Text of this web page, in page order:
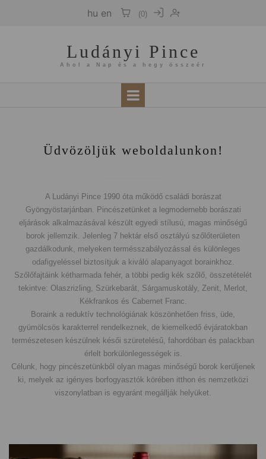
hu en (0)
Ludányi Pince
Ahol a Nap és a hegy összeér
Üdvözöljük weboldalunkon!
A Ludányi Pince 1990 óta működő családi borászat
Gyöngyöstarjánban. Pincészetünket a legmodernebb borászati
eljárások alkalmazásával készült egyedi stílusú, magas minőségű
borok jellemzik. Jelenleg 7 hektár első osztályú szőlőterületen
gazdálkodunk, melyeken termésszabályozással és különleges
odafigyeléssel biztosítjuk a kiváló alapanyagot borainkhoz.
Szőlőfajtáink kétharmada fehér, a többi pedig kék szőlő, összetételét
tekintve: Olaszrizling, Szürkebarát, Sárgamuskotály, Zenit, Merlot,
Kékfrankos és Cabernet Franc.
Boraink a reduktív technológiának köszönhetően friss, üde,
gyümölcsös karakterrel rendelkeznek, de kiemelkedő évjáratokban
természetesen készülnek késői szüretelésű, fahordóban és palackban
érlelt borkülönlegességek is.
Célunk, hogy pincészetünkből olyan magas minőségű borok kerüljenek
ki, melyek az igényes borfogyasztók körében itthon és nemzetközi
viszonylatban is egyaránt megállják helyüket.